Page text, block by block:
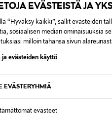
EVÄSTEISTÄ JA
“Hyväksy kaikki”, sallit evästeiden
sosiaalisen median ominaisuuksia
milloin tahansa sivun
ja evästeiden käyttö
EVÄSTERYHMIÄ
evästeet